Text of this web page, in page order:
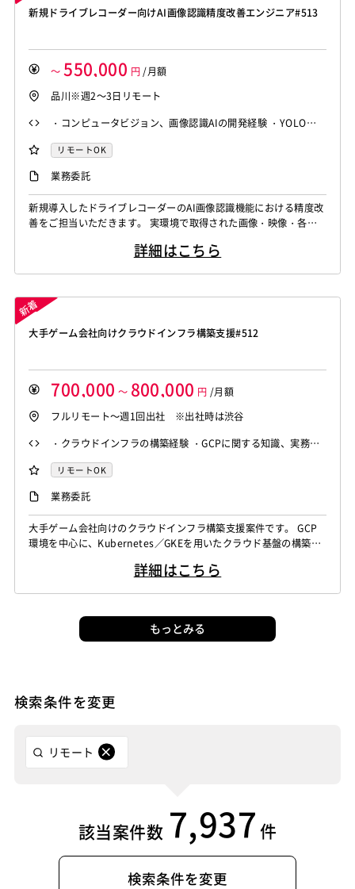
新規ドライブレコーダー向けAI画像認識精度改善エンジニア#513
～ 550,000 円 /月額
品川※週2～3日リモート
・コンピュータビジョン、画像認識AIの開発経験 ・YOLO等を
用いた物体検出、セグメンテーションの経験 ・カメラキャリ
ブレーション、レンズ、撮影条件に関する知識 ・GPS、IMU
等のセンサーデータを扱った経験 ・車載カメラ、ドライブレ
コーダー関連の開発経験 ・実機を用いたフィールドテスト、
検証経験 ・顧客先での技術対応経験 ・実データを基に原因分
リモートOK
業務委託
新規導入したドライブレコーダーのAI画像認識機能における精度改
善をご担当いただきます。 実環境で取得された画像・映像・各種
す。 デバイス、撮影条件、アルゴリズム、データなど複数の観点
イブレコーダーのAI精度評価、...
詳細はこちら
大手ゲーム会社向けクラウドインフラ構築支援#512
700,000 ～ 800,000 円 /月額
フルリモート～週1回出社 ※出社時は渋谷
・クラウドインフラの構築経験 ・GCPに関する知識、実務経
験 ・Kubernetesに関する知識、経験 ・GKEを用いた環境で
の対応経験、または対応可能な知識
リモートOK
業務委託
大手ゲーム会社向けのクラウドインフラ構築支援案件です。 GCP
環境を中心に、Kubernetes／GKEを用いたクラウド基盤の構築を
詳細はこちら
もっとみる
検索条件を変更
リモート
該当案件数 7,937 件
検索条件を変更